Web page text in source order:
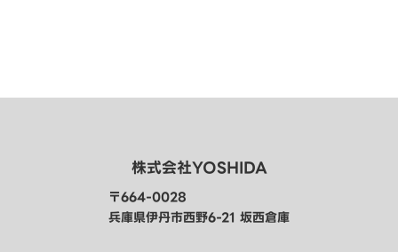
1. 個人情報の定義
報を意味するものとします。
2. 個人情報の利用目的
当社は、個人情報を以下の目的で利用いたします。
株式会社YOSHIDA
〒664-0028
兵庫県伊丹市西野6-21 坂西倉庫